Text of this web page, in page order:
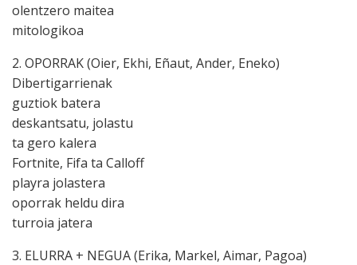
olentzero maitea
mitologikoa
2. OPORRAK (Oier, Ekhi, Eñaut, Ander, Eneko)
Dibertigarrienak
guztiok batera
deskantsatu, jolastu
ta gero kalera
Fortnite, Fifa ta Calloff
playra jolastera
oporrak heldu dira
turroia jatera
3. ELURRA + NEGUA (Erika, Markel, Aimar, Pagoa)